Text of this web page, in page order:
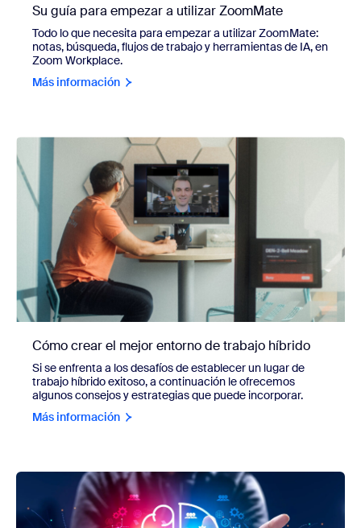
Su guía para empezar a utilizar ZoomMate
Todo lo que necesita para empezar a utilizar ZoomMate:
notas, búsqueda, flujos de trabajo y herramientas de IA, en
Zoom Workplace.
Más información
Cómo crear el mejor entorno de trabajo híbrido
Si se enfrenta a los desafíos de establecer un lugar de
trabajo híbrido exitoso, a continuación le ofrecemos
algunos consejos y estrategias que puede incorporar.
Más información